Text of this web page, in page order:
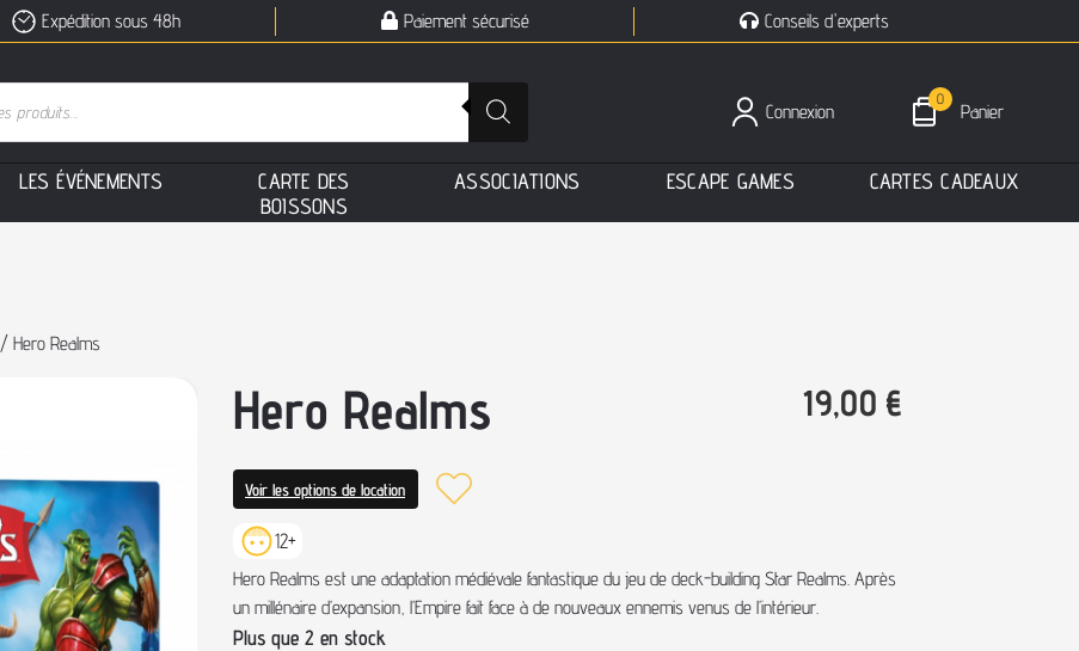
Expédition sous 48h Paiement sécurisé Conseils d'experts
0
Panier
Connexion
LES ÉVÉNEMENTS CARTE DES
BOISSONS
ASSOCIATIONS ESCAPE GAMES CARTES CADEAUX
/ Hero Realms
Hero Realms 19,00 €
Voir les options de location
12+
Hero Realms est une adaptation médiévale fantastique du jeu de deck-building Star Realms. Après
un millénaire d’expansion, l’Empire fait face à de nouveaux ennemis venus de l’intérieur.
Plus que 2 en stock